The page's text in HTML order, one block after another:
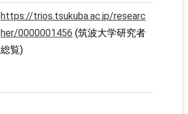
https://trios.tsukuba.ac.jp/researc
her/0000001456 (筑波大学研究者
総覧)